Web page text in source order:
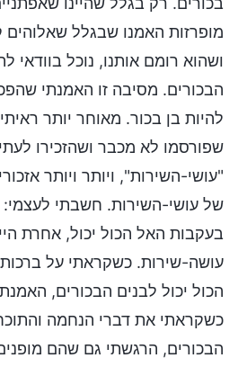
מופרזות האמנו שבגלל שאלוהים
ושהוא רומם אותנו, נוכל בוודאי
הבכורים. מסיבה זו האמנתי
להיות בן בכור. מאוחר יותר
שפורסמו לא מכבר ושהזכירו
"עושי-השירות", ויותר ויותר
של עושי-השירות. חשבתי לעצמי:
בעקבות האל הכול יכול, אחרת
עושה-שירות. כשקראתי על
הכול יכול לבנים הבכורים,
כשקראתי את דברי הנחמה
הבכורים, הרגשתי גם שהם